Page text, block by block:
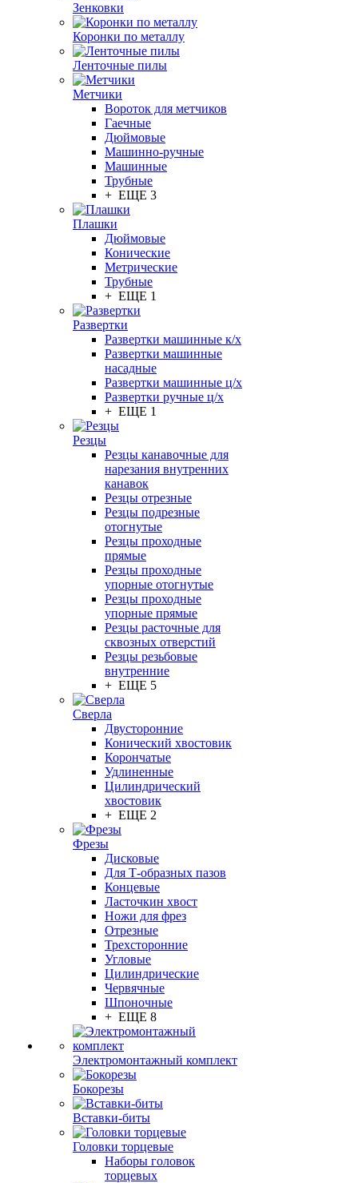
Зенковки
Коронки по металлу
Ленточные пилы
Метчики
Вороток для метчиков
Гаечные
Дюймовые
Машинно-ручные
Машинные
Трубные
+ ЕЩЕ 3
Плашки
Дюймовые
Конические
Метрические
Трубные
+ ЕЩЕ 1
Развертки
Развертки машинные к/х
Развертки машинные
насадные
Развертки машинные ц/х
Развертки ручные ц/х
+ ЕЩЕ 1
Резцы
Резцы канавочные для
нарезания внутренних
канавок
Резцы отрезные
Резцы подрезные
отогнутые
Резцы проходные
прямые
Резцы проходные
упорные отогнутые
Резцы проходные
упорные прямые
Резцы расточные для
сквозных отверстий
Резцы резьбовые
внутренние
+ ЕЩЕ 5
Сверла
Двусторонние
Конический хвостовик
Корончатые
Удлиненные
Цилиндрический
хвостовик
+ ЕЩЕ 2
Фрезы
Дисковые
Для Т-образных пазов
Концевые
Ласточкин хвост
Ножи для фрез
Отрезные
Трехсторонние
Угловые
Цилиндрические
Червячные
Шпоночные
+ ЕЩЕ 8
Электромонтажный комплект
Бокорезы
Вставки-биты
Головки торцевые
Наборы головок
торцевых